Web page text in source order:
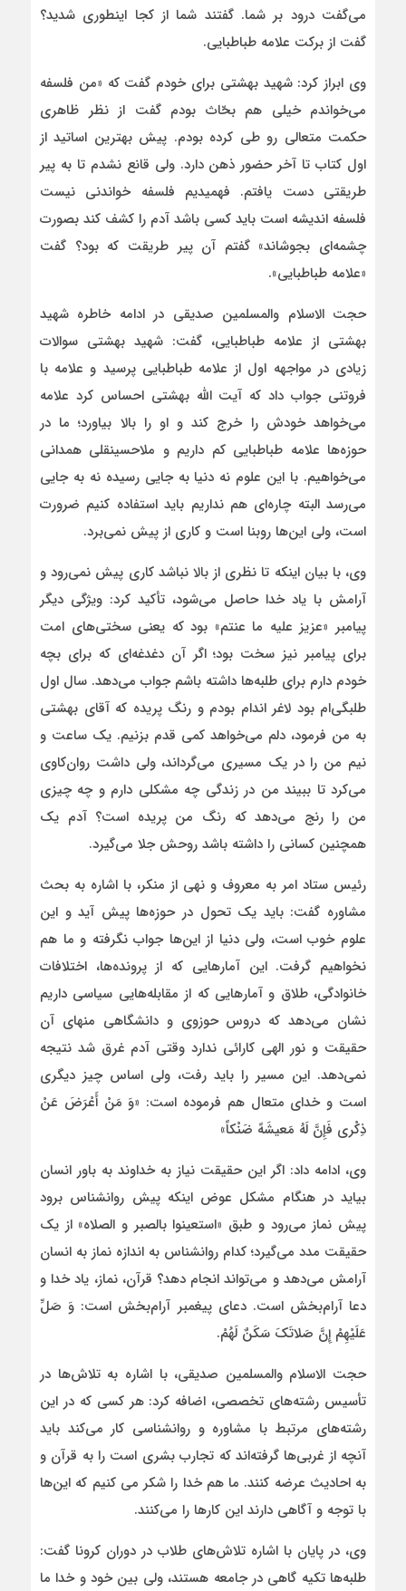
می‌گفت درود بر شما. گفتند شما از کجا اینطوری شدید؟
گفت از برکت علامه طباطبایی.
وی ابراز کرد: شهید بهشتی برای خودم گفت که «من فلسفه
می‌خواندم خیلی هم بحّاث بودم گفت از نظر ظاهری
حکمت متعالی رو طی کرده بودم. پیش بهترین اساتید از
اول کتاب تا آخر حضور ذهن دارد. ولی قانع نشدم تا به پیر
طریقتی دست یافتم. فهمیدیم فلسفه خواندنی نیست
فلسفه اندیشه است باید کسی باشد آدم را کشف کند بصورت
چشمه‌ای بجوشاند» گفتم آن پیر طریقت که بود؟ گفت
«علامه طباطبایی».
حجت الاسلام والمسلمین صدیقی در ادامه خاطره شهید
بهشتی از علامه طباطبایی، گفت: شهید بهشتی سوالات
زیادی در مواجهه اول از علامه طباطبایی پرسید و علامه با
فروتنی جواب داد که آیت الله بهشتی احساس کرد علامه
می‌خواهد خودش را خرج کند و او را بالا بیاورد؛ ما در
حوزه‌ها علامه طباطبایی کم داریم و ملاحسینقلی همدانی
می‌خواهیم. با این علوم نه دنیا به جایی رسیده نه به جایی
می‌رسد البته چاره‌ای هم نداریم باید استفاده کنیم ضرورت
است، ولی این‌ها روبنا است و کاری از پیش نمی‌برد.
وی، با بیان اینکه تا نظری از بالا نباشد کاری پیش نمی‌رود و
آرامش با یاد خدا حاصل می‌شود، تأکید کرد: ویژگی دیگر
پیامبر «عزیز علیه ما عنتم» بود که یعنی سختی‌های امت
برای پیامبر نیز سخت بود؛ اگر آن دغدغه‌ای که برای بچه
خودم دارم برای طلبه‌ها داشته باشم جواب می‌دهد. سال اول
طلبگی‌ام بود لاغر اندام بودم و رنگ پریده که آقای بهشتی
به من فرمود، دلم می‌خواهد کمی قدم بزنیم. یک ساعت و
نیم من را در یک مسیری می‌گرداند، ولی داشت روان‌کاوی
می‌کرد تا ببیند من در زندگی چه مشکلی دارم و چه چیزی
من را رنج می‌دهد که رنگ من پریده است؟ آدم یک
همچنین کسانی را داشته باشد روحش جلا می‌گیرد.
رئیس ستاد امر به معروف و نهی از منکر، با اشاره به بحث
مشاوره گفت: باید یک تحول در حوزه‌ها پیش آید و این
علوم خوب است، ولی دنیا از این‌ها جواب نگرفته و ما هم
نخواهیم گرفت. این آمارهایی که از پرونده‌ها، اختلافات
خانوادگی، طلاق و آمارهایی که از مقابله‌هایی سیاسی داریم
نشان می‌دهد که دروس حوزوی و دانشگاهی منهای آن
حقیقت و نور الهی کارائی ندارد وقتی آدم غرق شد نتیجه
نمی‌دهد. این مسیر را باید رفت، ولی اساس چیز دیگری
است و خدای متعال هم فرموده است: «وَ مَنْ أَعْرَضَ عَنْ
ذِکْری فَإِنَّ لَهُ مَعیشَهً ضَنْکاً»
وی، ادامه داد: اگر این حقیقت نیاز به خداوند به باور انسان
بیاید در هنگام مشکل عوض اینکه پیش روانشناس برود
پیش نماز می‌رود و طبق «استعینوا بالصبر و الصلاه» از یک
حقیقت مدد می‌گیرد؛ کدام روانشناس به اندازه نماز به انسان
آرامش می‌دهد و می‌تواند انجام دهد؟ قرآن، نماز، یاد خدا و
دعا آرام‌بخش است. دعای پیغمبر آرام‌بخش است: وَ صَلِّ
عَلَیْهِمْ إِنَّ صَلاتَکَ سَکَنٌ لَهُمْ.
حجت الاسلام والمسلمین صدیقی، با اشاره به تلاش‌ها در
تأسیس رشته‌های تخصصی، اضافه کرد: هر کسی که در این
رشته‌های مرتبط با مشاوره و روانشناسی کار می‌کند باید
آنچه از غربی‌ها گرفته‌اند که تجارب بشری است را به قرآن و
به احادیث عرضه کنند. ما هم خدا را شکر می کنیم که این‌ها
با توجه و آگاهی دارند این کارها را می‌کنند.
وی، در پایان با اشاره تلاش‌های طلاب در دوران کرونا گفت:
طلبه‌ها تکیه گاهی در جامعه هستند، ولی بین خود و خدا ما